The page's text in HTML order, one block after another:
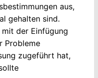
aus,
gehalten sind.
der Einfügung
Probleme
zugeführt hat,